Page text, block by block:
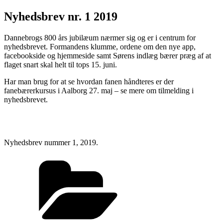
Nyhedsbrev nr. 1 2019
Dannebrogs 800 års jubilæum nærmer sig og er i centrum for
nyhedsbrevet. Formandens klumme, ordene om den nye app,
facebookside og hjemmeside samt Sørens indlæg bærer præg af at
flaget snart skal helt til tops 15. juni.
Har man brug for at se hvordan fanen håndteres er der
fanebærerkursus i Aalborg 27. maj – se mere om tilmelding i
nyhedsbrevet.
Nyhedsbrev nummer 1, 2019.